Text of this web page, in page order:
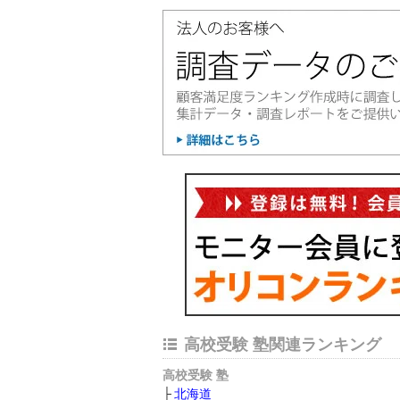
高校受験 塾関連ランキング
高校受験 塾
北海道